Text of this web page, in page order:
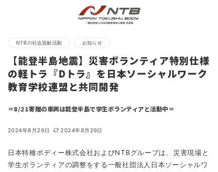
NTBの社会貢献活動 お知らせ
【能登半島地震】災害ボランティア特別仕様
の軽トラ『Dトラ』を日本ソーシャルワーク
教育学校連盟と共同開発
＝8/21寄贈の車両は能登半島で学生ボランティアと活動中＝
2024年8月29日 2024年8月29日
日本特種ボディー株式会社およびNTBグループは、災害現場と
学生ボランティアの調整をする一般社団法人日本ソーシャルワ